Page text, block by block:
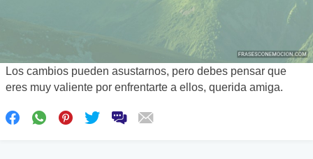
Los cambios pueden asustarnos, pero debes pensar que
eres muy valiente por enfrentarte a ellos, querida amiga.